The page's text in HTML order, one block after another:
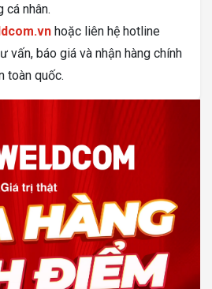
cá nhân.
hoặc liên hệ hotline
vấn, báo giá và nhận hàng chính
toàn quốc.